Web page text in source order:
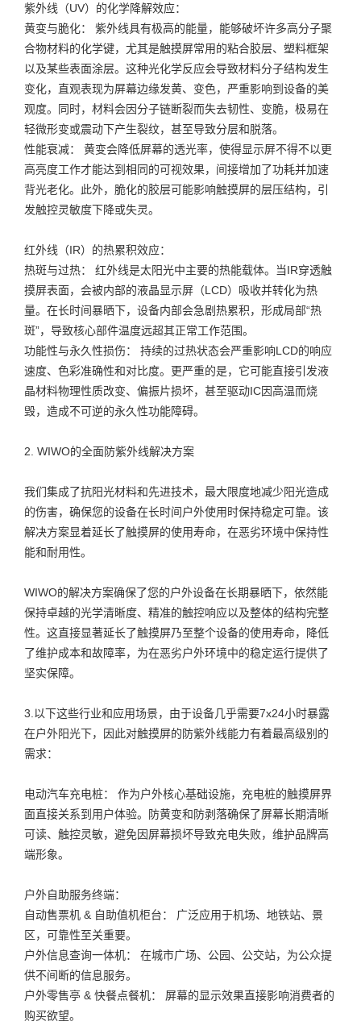
紫外线（UV）的化学降解效应：
黄变与脆化： 紫外线具有极高的能量，能够破坏许多高分子聚
合物材料的化学键，尤其是触摸屏常用的粘合胶层、塑料框架
以及某些表面涂层。这种光化学反应会导致材料分子结构发生
变化，直观表现为屏幕边缘发黄、变色，严重影响到设备的美
观度。同时，材料会因分子链断裂而失去韧性、变脆，极易在
轻微形变或震动下产生裂纹，甚至导致分层和脱落。
性能衰减： 黄变会降低屏幕的透光率，使得显示屏不得不以更
高亮度工作才能达到相同的可视效果，间接增加了功耗并加速
背光老化。此外，脆化的胶层可能影响触摸屏的层压结构，引
发触控灵敏度下降或失灵。
红外线（IR）的热累积效应：
热斑与过热： 红外线是太阳光中主要的热能载体。当IR穿透触
摸屏表面，会被内部的液晶显示屏（LCD）吸收并转化为热
量。在长时间暴晒下，设备内部会急剧热累积，形成局部“热
斑”，导致核心部件温度远超其正常工作范围。
功能性与永久性损伤： 持续的过热状态会严重影响LCD的响应
速度、色彩准确性和对比度。更严重的是，它可能直接引发液
晶材料物理性质改变、偏振片损坏，甚至驱动IC因高温而烧
毁，造成不可逆的永久性功能障碍。
2. WIWO的全面防紫外线解决方案
我们集成了抗阳光材料和先进技术，最大限度地减少阳光造成
的伤害，确保您的设备在长时间户外使用时保持稳定可靠。该
解决方案显着延长了触摸屏的使用寿命，在恶劣环境中保持性
能和耐用性。
WIWO的解决方案确保了您的户外设备在长期暴晒下，依然能
保持卓越的光学清晰度、精准的触控响应以及整体的结构完整
性。这直接显著延长了触摸屏乃至整个设备的使用寿命，降低
了维护成本和故障率，为在恶劣户外环境中的稳定运行提供了
坚实保障。
3.以下这些行业和应用场景，由于设备几乎需要7x24小时暴露
在户外阳光下，因此对触摸屏的防紫外线能力有着最高级别的
需求：
电动汽车充电桩： 作为户外核心基础设施，充电桩的触摸屏界
面直接关系到用户体验。防黄变和防剥落确保了屏幕长期清晰
可读、触控灵敏，避免因屏幕损坏导致充电失败，维护品牌高
端形象。
户外自助服务终端：
自动售票机 & 自助值机柜台： 广泛应用于机场、地铁站、景
区，可靠性至关重要。
户外信息查询一体机： 在城市广场、公园、公交站，为公众提
供不间断的信息服务。
户外零售亭 & 快餐点餐机： 屏幕的显示效果直接影响消费者的
购买欲望。